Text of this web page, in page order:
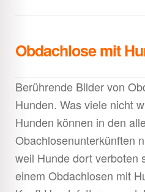
Obdachlose mit
Berührende Bilder von
Hunden. Was viele nicht
Hunden können in den
Obachlosenunterkünften
weil Hunde dort verboten
einem Obdachlosen mit H